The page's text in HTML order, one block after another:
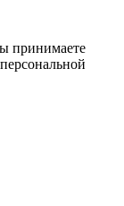
принимаете